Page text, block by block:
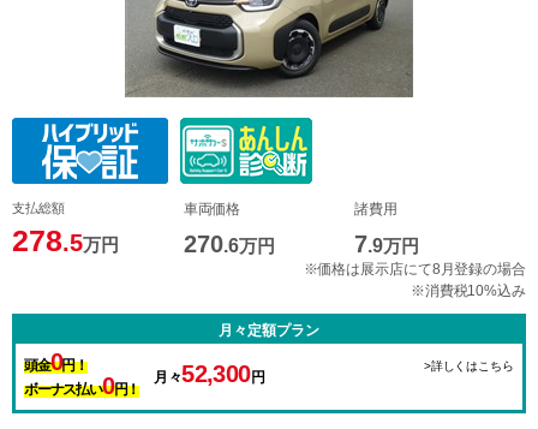
支払総額
278.5万円
車両価格
270.6万円
諸費用
7.9万円
※価格は展示店にて8月登録の場合
※消費税10%込み
月々定額プラン
頭金0円！
ボーナス払い0円！
月々52,300円
>詳しくはこちら